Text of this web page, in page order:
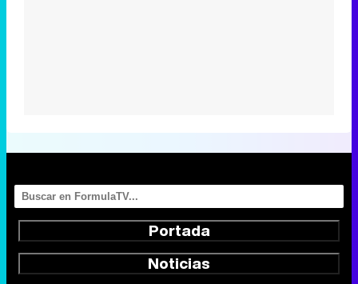
Portada
Noticias